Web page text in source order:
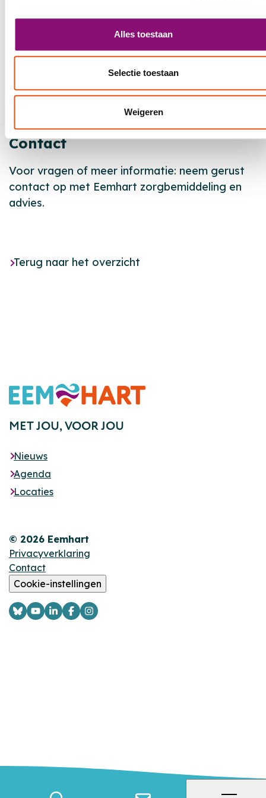
Alles toestaan
Selectie toestaan
Weigeren
met anderen. De leeftijd van collega’s varieert
Openingstijden
Van maandag tot en met vrijdag van 09.00 tot
15.00 uur. Op zaterdag van 09.00 tot 14.00 uur.
Contact
Voor vragen of meer informatie: neem gerust
contact op met Eemhart zorgbemiddeling en
advies.
Terug naar het overzicht
Footer
MET JOU,VOOR JOU
Nieuws
Agenda
Locaties
© 2026 Eemhart
Privacyverklaring
Contact
Cookie-instellingen
LogoLogoLogoLogoLogo